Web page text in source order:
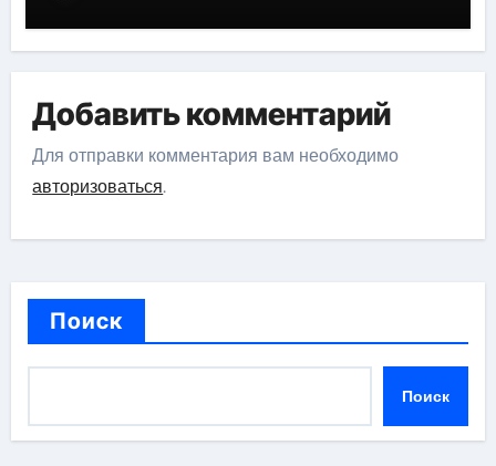
Добавить комментарий
Для отправки комментария вам необходимо
авторизоваться.
Поиск
Поиск